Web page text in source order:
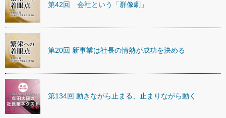
第42回 会社という「群像劇」
第20回 新事業は社長の情熱が成功を決める
第134回 動きながら止まる、止まりながら動く